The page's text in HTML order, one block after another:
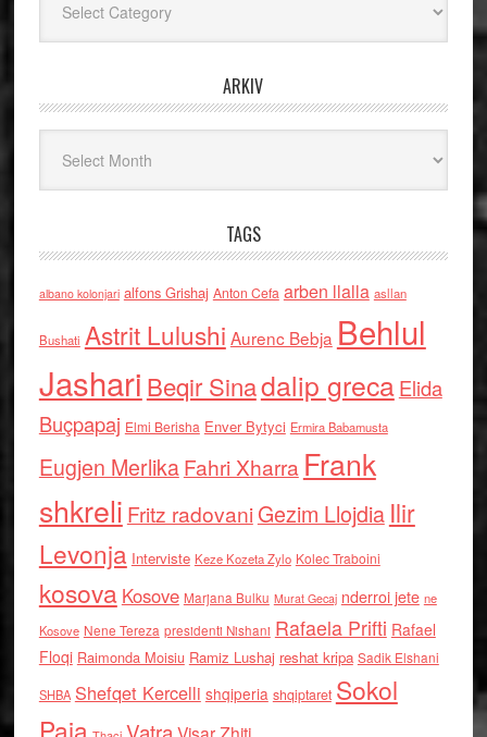
ARKIV
TAGS
albano kolonjari alfons Grishaj Anton Cefa arben llalla asllan
Bushati Astrit Lulushi Aurenc Bebja Behlul
Jashari Beqir Sinadalip grecaElida
Buçpapaj Elmi Berisha Enver Bytyci Ermira Babamusta
Eugjen MerlikaFahri Xharra Frank
shkreli Fritz radovaniGezim Llojdia Ilir
Levonja Interviste Keze Kozeta Zylo Kolec Traboini
kosova Kosove Marjana Bulku Murat Gecaj nderroi jete ne
Kosove Nene Tereza presidenti Nishani Rafaela Prifti Rafael
Floqi Raimonda Moisiu Ramiz Lushaj reshat kripa Sadik Elshani
SHBA Shefqet Kercelli shqiperia shqiptaret Sokol
Paja
Vatra